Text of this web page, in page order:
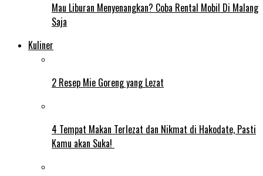
Mau Liburan Menyenangkan? Coba Rental Mobil Di Malang
Saja
Kuliner
2 Resep Mie Goreng yang Lezat
4 Tempat Makan Terlezat dan Nikmat di Hakodate, Pasti
Kamu akan Suka!